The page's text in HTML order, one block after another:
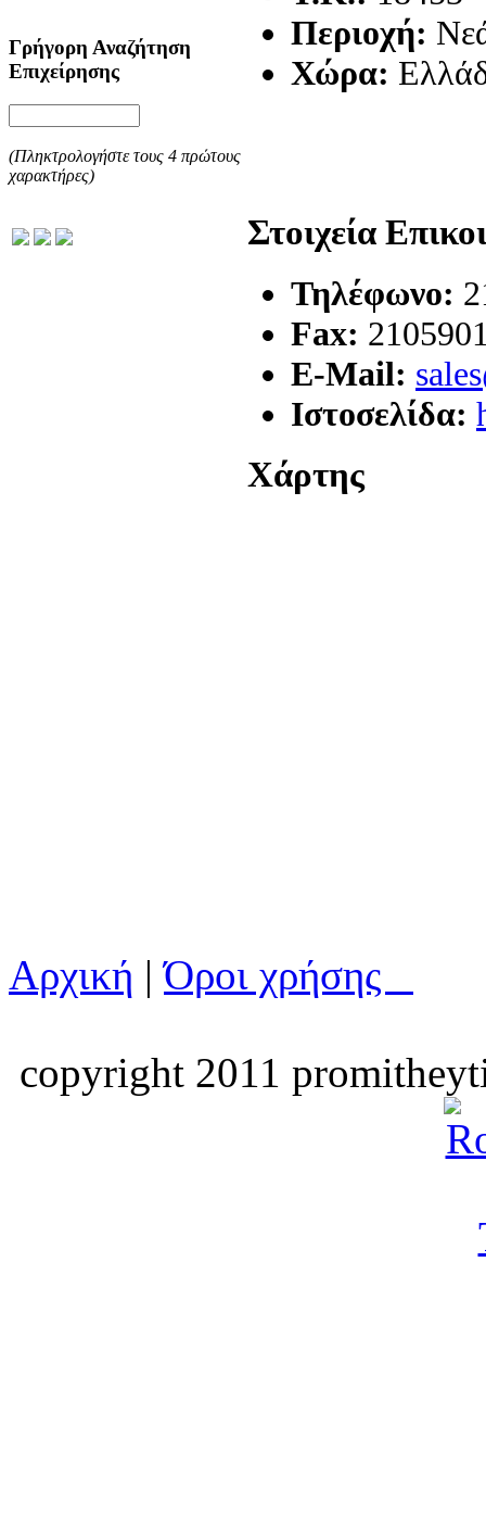
Γρήγορη Αναζήτηση
Επιχείρησης
(Πληκτρολογήστε τους 4 πρώτους
χαρακτήρες)
Περιοχή:
Χώρα:
Στοιχεία
Τηλέφωνο:
Fax:
E-Mail:
Ιστοσελίδα:
Χάρτης
Αρχική |Όροι χρήσης
copyright 2011